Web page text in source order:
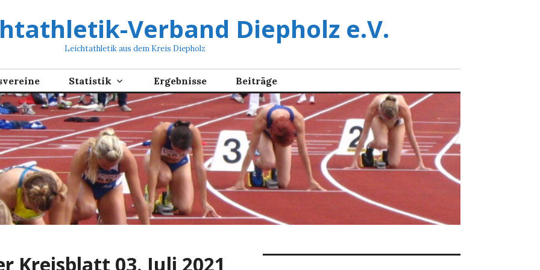
Verband Diepholz e.V.
Leichtathletik aus dem Kreis Diepholz
Statistik Ergebnisse Beiträge
Kreisblatt 03. Juli 2021